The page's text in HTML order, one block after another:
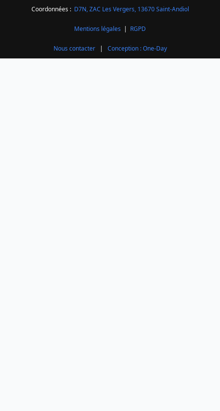
Coordonnées : D7N, ZAC Les Vergers, 13670 Saint-Andiol
Mentions légales | RGPD
Nous contacter| Conception : One-Day